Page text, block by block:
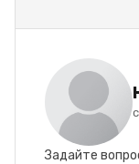
Задайте